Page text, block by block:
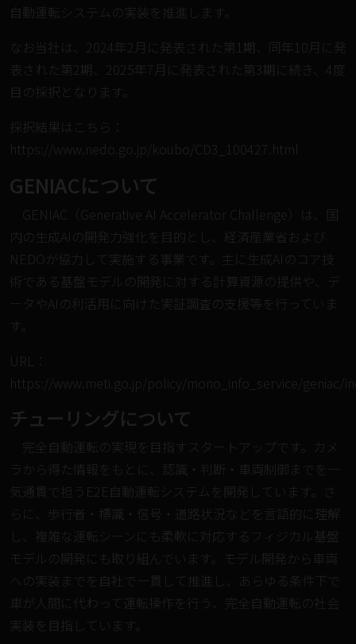
自動運転システムの実装を推進します。
なお当社は、2024年2月に発表された第1期、同年10月に発
表された第2期、2025年7月に発表された第3期に続き、4度
目の採択となります。
採択結果はこちら：
https://www.nedo.go.jp/koubo/CD3_100427.html
GENIACについて
GENIAC（Generative AI Accelerator Challenge）は、国
内の生成AIの開発力強化を目的とし、経済産業省および
NEDOが協力して実施する事業です。主に生成AIのコア技
術である基盤モデルの開発に対する計算資源の提供や、デ
ータやAIの利活用に向けた実証調査の支援等を行っていま
す。
URL：
https://www.meti.go.jp/policy/mono_info_service/geniac/
チューリングについて
完全自動運転の実現を目指すスタートアップです。カメ
ラから得た情報をもとに、認識・判断・車両制御までを一
気通貫で担うE2E自動運転システムを開発しています。さ
らに、歩行者・標識・信号・道路状況などを言語的に理解
し、複雑な運転シーンにも柔軟に対応するフィジカル基盤
モデルの開発にも取り組んでいます。モデル開発から車両
への実装までを自社で一貫して推進し、あらゆる条件下で
車が人間に代わって運転操作を行う、完全自動運転の社会
実装を目指しています。